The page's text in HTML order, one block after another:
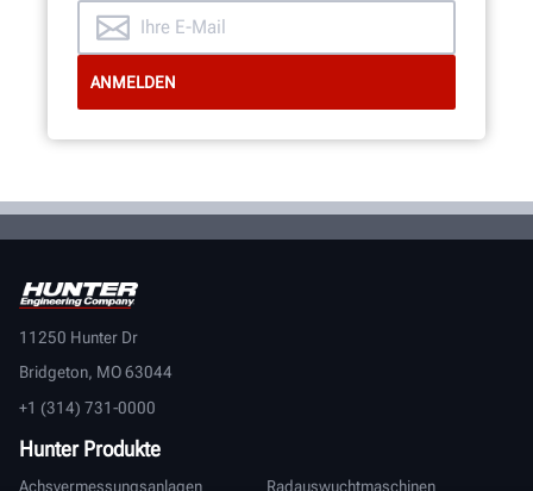
11250 Hunter Dr
Bridgeton, MO 63044
+1 (314) 731-0000
Hunter Produkte
Achsvermessungsanlagen
Radauswuchtmaschinen